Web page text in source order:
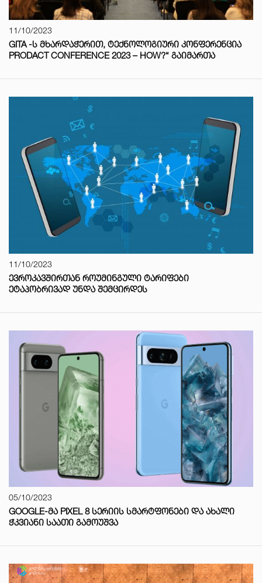
11/10/2023
GITA -Ს ᲛᲮᲐᲠᲓᲐᲭᲔᲠᲘᲗ, ᲢᲔᲥᲜᲝᲚᲝᲒᲘᲣᲠᲘ ᲙᲝᲜᲤᲔᲠᲔᲜᲪᲘᲐ
PRODACT CONFERENCE 2023 – HOW?“ ᲒᲐᲘᲛᲐᲠᲗᲐ
11/10/2023
ᲔᲕᲠᲝᲙᲐᲕᲨᲘᲠᲗᲐᲜ ᲠᲝᲣᲛᲘᲜᲒᲣᲚᲘ ᲢᲐᲠᲘᲤᲔᲑᲘ
ᲔᲢᲐᲞᲝᲑᲠᲘᲕᲐᲓ ᲣᲜᲓᲐ ᲨᲔᲛᲪᲘᲠᲓᲔᲡ
05/10/2023
GOOGLE-ᲛᲐ PIXEL 8 ᲡᲔᲠᲘᲘᲡ ᲡᲛᲐᲠᲢᲤᲝᲜᲔᲑᲘ ᲓᲐ ᲐᲮᲐᲚᲘ
ᲭᲙᲕᲘᲐᲜᲘ ᲡᲐᲐᲗᲘ ᲒᲐᲛᲝᲣᲨᲕᲐ